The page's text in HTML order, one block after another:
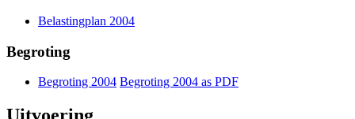
Belastingplan 2004
Begroting
Begroting 2004 Begroting 2004 as PDF